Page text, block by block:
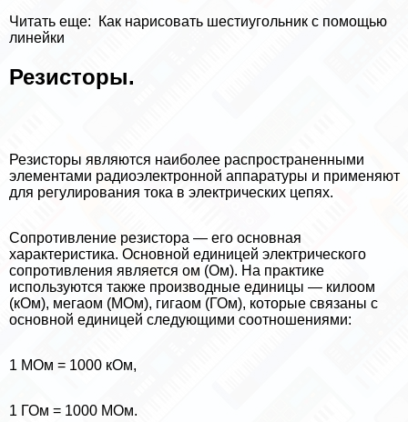
Читать еще:
Как нарисовать шестиугольник с помощью
линейки
Резисторы.
Резисторы являются наиболее распространенными
элементами радиоэлектронной аппаратуры и применяют
для регулирования тока в электрических цепях.
Сопротивление резистора — его основная
хаpaктеристика. Основной единицей электрического
сопротивления является ом (Ом). На пpaктике
используются также производные единицы — килоом
(кОм), мегаом (МОм), гигаом (ГОм), которые связаны с
основной единицей следующими соотношениями:
1 МОм = 1000 кОм,
1 ГОм = 1000 МОм.